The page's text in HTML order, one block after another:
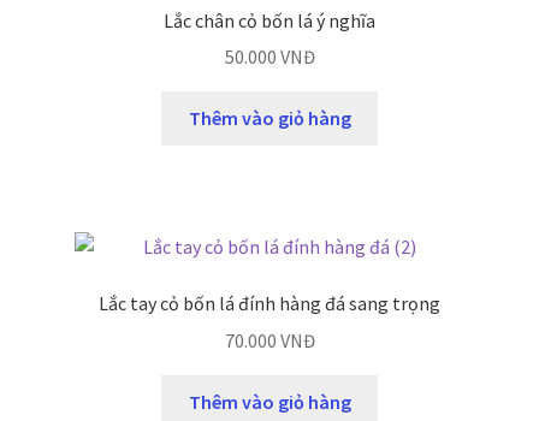
Lắc chân cỏ bốn lá ý nghĩa
50.000 VNĐ
Thêm vào giỏ hàng
Lắc tay cỏ bốn lá đính hàng đá sang trọng
70.000 VNĐ
Thêm vào giỏ hàng